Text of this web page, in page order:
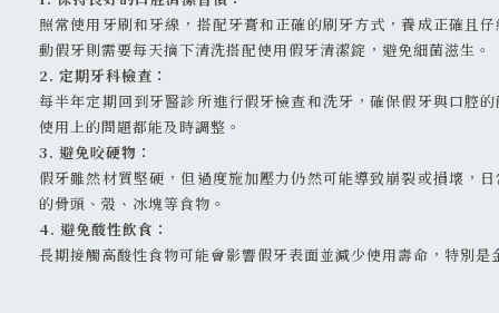
照常使用牙刷和牙線，搭配牙膏和正確的刷牙方式，養成正確且
動假牙則需要每天摘下清洗搭配使用假牙清潔錠，避免細菌滋生。
2. 定期牙科檢查：
每半年定期回到牙醫診所進行假牙檢查和洗牙，確保假牙與口腔
使用上的問題都能及時調整。
3. 避免咬硬物：
假牙雖然材質堅硬，但過度施加壓力仍然可能導致崩裂或損壞，
的骨頭、殼、冰塊等食物。
4. 避免酸性飲食：
長期接觸高酸性食物可能會影響假牙表面並減少使用壽命，特別是